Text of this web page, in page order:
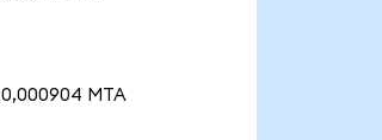
0,000904 MTA